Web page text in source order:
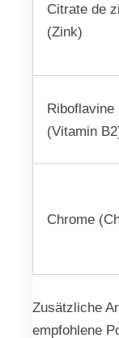
Citrate de
(Zink)
Riboflavine
(Vitamin
Chrome
Zusätzliche
empfohlene